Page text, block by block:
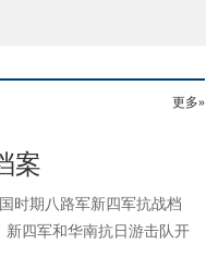
更多»
案
时期八路军新四军抗战档
四军和华南抗日游击队开